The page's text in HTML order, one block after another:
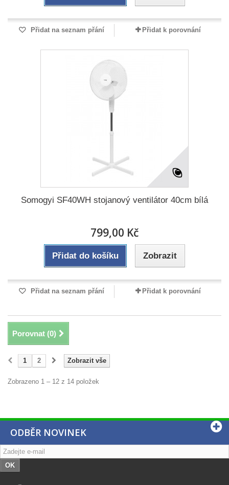
Přidat na seznam přání Přidat k porovnání
Somogyi SF40WH stojanový ventilátor 40cm bílá
799,00 Kč
Přidat do košíku Zobrazit
Přidat na seznam přání Přidat k porovnání
Porovnat (0)
Zobrazit vše
1 2
Zobrazeno 1 – 12 z 14 položek
ODBĚR NOVINEK
OK